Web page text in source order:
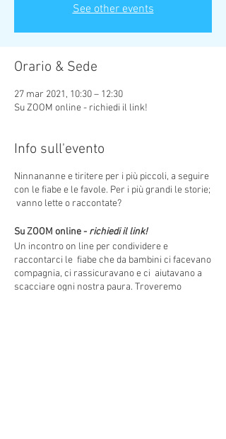
See other events
Orario & Sede
27 mar 2021, 10:30 – 12:30
Su ZOOM online - richiedi il link!
Info sull'evento
Ninnananne e tiritere per i più piccoli, a seguire
con le fiabe e le favole. Per i più grandi le storie;
vanno lette o raccontate?
Su ZOOM online - richiedi il link!
Un incontro on line per condividere e
raccontarci le fiabe che da bambini ci facevano
compagnia, ci rassicuravano e ci aiutavano a
scacciare ogni nostra paura. Troveremo